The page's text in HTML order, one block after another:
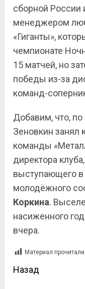
сборной России
менеджером
«Гиганты»,
чемпионате
15 матчей, но
победы из-за
команд-
Добавим, что,
Зеновкин занял
команды
директора
выступающего в
молодёжного
Коркина.
насиженного
вчера.
Материал прочитали:
Назад